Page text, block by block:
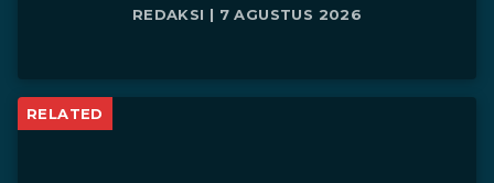
REDAKSI | 7 AGUSTUS 2026
RELATED